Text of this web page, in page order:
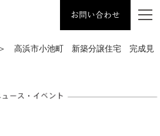
ーム トップページへ移動
お問い合わせ
高浜市小池町 新築分譲住宅 完成見